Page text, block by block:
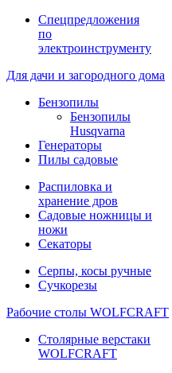
Спецпредложения
по
электроинструменту
Для дачи и загородного дома
Бензопилы
Бензопилы
Husqvarna
Генераторы
Пилы садовые
Распиловка и
хранение дров
Садовые ножницы и
ножи
Секаторы
Серпы, косы ручные
Сучкорезы
Рабочие столы WOLFCRAFT
Столярные верстаки
WOLFCRAFT